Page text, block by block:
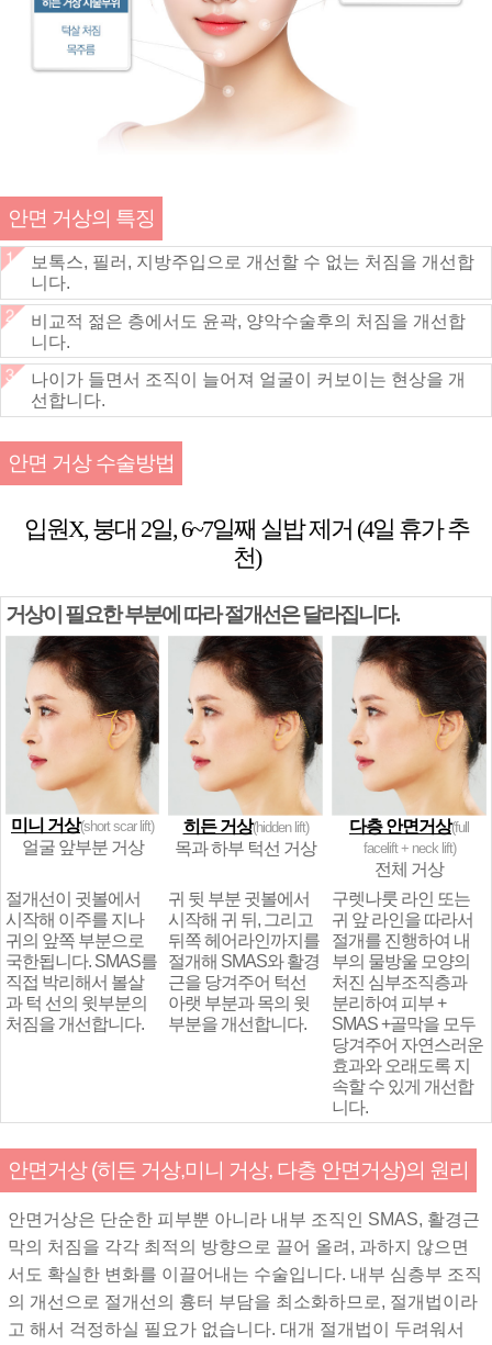
안면 거상의 특징
보톡스, 필러, 지방주입으로 개선할 수 없는 처짐을 개선합
니다.
비교적 젊은 층에서도 윤곽, 양악수술후의 처짐을 개선합
니다.
나이가 들면서 조직이 늘어져 얼굴이 커보이는 현상을 개
선합니다.
안면 거상 수술방법
입원X, 붕대 2일, 6~7일째 실밥 제거 (4일 휴가 추
천)
거상이 필요한 부분에 따라 절개선은 달라집니다.
미니 거상(short scar lift)
얼굴 앞부분 거상
히든 거상(hidden lift)
목과 하부 턱선 거상
다층 안면거상(full
facelift + neck lift)
전체 거상
절개선이 귓볼에서
시작해 이주를 지나
귀의 앞쪽 부분으로
국한됩니다. SMAS를
직접 박리해서 볼살
과 턱 선의 윗부분의
처짐을 개선합니다.
귀 뒷 부분 귓볼에서
시작해 귀 뒤, 그리고
뒤쪽 헤어라인까지를
절개해 SMAS와 활경
근을 당겨주어 턱선
아랫 부분과 목의 윗
부분을 개선합니다.
구렛나룻 라인 또는
귀 앞 라인을 따라서
절개를 진행하여 내
부의 물방울 모양의
처진 심부조직층과
분리하여 피부 +
SMAS +골막을 모두
당겨주어 자연스러운
효과와 오래도록 지
속할 수 있게 개선합
니다.
안면거상 (히든 거상,미니 거상, 다층 안면거상)의 원리
안면거상은 단순한 피부뿐 아니라 내부 조직인 SMAS, 활경근
막의 처짐을 각각 최적의 방향으로 끌어 올려, 과하지 않으면
서도 확실한 변화를 이끌어내는 수술입니다. 내부 심층부 조직
의 개선으로 절개선의 흉터 부담을 최소화하므로, 절개법이라
고 해서 걱정하실 필요가 없습니다. 대개 절개법이 두려워서